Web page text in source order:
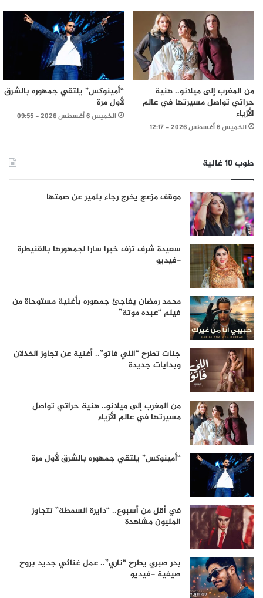
من المغرب إلى ميلانو.. هنية
حراتي تواصل مسيرتها في عالم
الأزياء
الخميس 6 أغسطس 2026 - 12:17
“أمينوكس” يلتقي جمهوره بالشرق
لأول مرة
الخميس 6 أغسطس 2026 - 09:55
طوب 10 غالية
موقف مزعج يخرج رجاء بلمير عن صمتها
سعيدة شرف تزف خبرا سارا لجمهورها بالقنيطرة
-فيديو
محمد رمضان يفاجئ جمهوره بأغنية مستوحاة من
فيلم “عبده موتة”
جنات تطرح “اللي فاتو”.. أغنية عن تجاوز الخذلان
وبدايات جديدة
من المغرب إلى ميلانو.. هنية حراتي تواصل
مسيرتها في عالم الأزياء
“أمينوكس” يلتقي جمهوره بالشرق لأول مرة
في أقل من أسبوع.. “دايرة السمطة” تتجاوز
المليون مشاهدة
بدر صبري يطرح “ناري”.. عمل غنائي جديد بروح
صيفية -فيديو